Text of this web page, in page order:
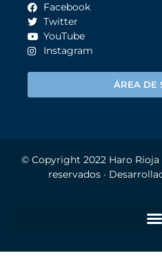
Facebook
Twitter
YouTube
Instagram
ÁREA DE
© Copyright 2022 Haro Rioja
reservados ·